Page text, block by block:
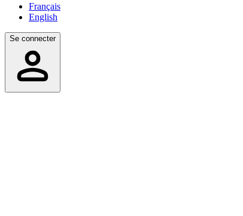
Français
English
Se connecter